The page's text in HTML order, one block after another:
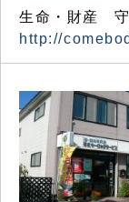
生命・財産
http://